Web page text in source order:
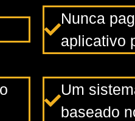
Nunca
aplicativo
Um
baseado